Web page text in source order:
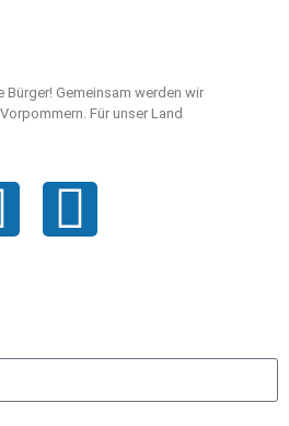
Gemeinsam werden wir
Für unser Land